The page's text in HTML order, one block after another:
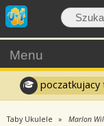
Menu
poczatkujacy
Taby Ukulele Marlon